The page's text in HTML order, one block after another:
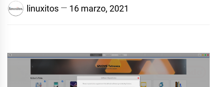
linuxitos 16 marzo, 2021